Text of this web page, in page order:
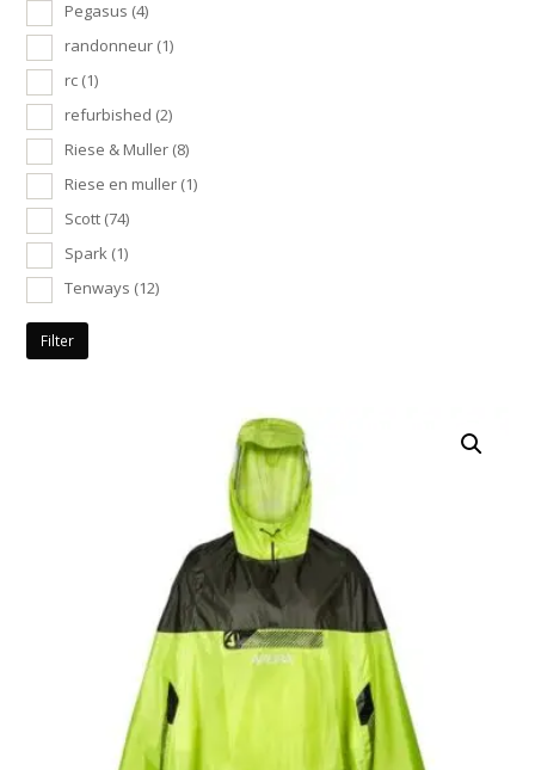
Pegasus (4)
randonneur (1)
rc (1)
refurbished (2)
Riese & Muller (8)
Riese en muller (1)
Scott (74)
Spark (1)
Tenways (12)
Filter